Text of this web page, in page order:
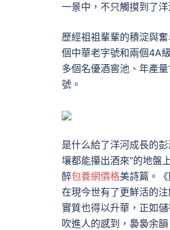
一景中，不只觸摸到了
歷經祖祖輩輩的積淀與
個中華老字號和兩個4A
多個名優酒窖池、年產
號。
是什么給了洋河成長的
壤都能攥出酒來”的地盤
醉包養網價格美詩篇。
在現今世有了更鮮活的
實質也得以升華，正如
吹進人的感到，裊裊余